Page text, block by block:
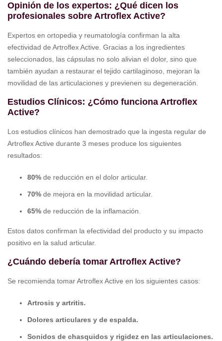
Opinión de los expertos: ¿Qué dicen los
profesionales sobre Artroflex Active?
Expertos en ortopedia y reumatología confirman la alta
efectividad de Artroflex Active. Gracias a los ingredientes
seleccionados, las cápsulas no solo alivian el dolor, sino que
también ayudan a restaurar el tejido cartilaginoso, mejoran la
movilidad de las articulaciones y previenen su degeneración.
Estudios Clínicos: ¿Cómo funciona Artroflex
Active?
Los estudios clínicos han demostrado que la ingesta regular de
Artroflex Active durante 3 meses produce los siguientes
resultados:
80% de reducción en el dolor articular.
70% de mejora en la movilidad articular.
65% de reducción de la inflamación.
Estos datos confirman la efectividad del producto y su impacto
positivo en la salud articular.
¿Cuándo debería tomar Artroflex Active?
Se recomienda tomar Artroflex Active en los siguientes casos:
Artrosis y artritis.
Dolores articulares y de espalda.
Sonidos de chasquidos y rigidez en las articulaciones.